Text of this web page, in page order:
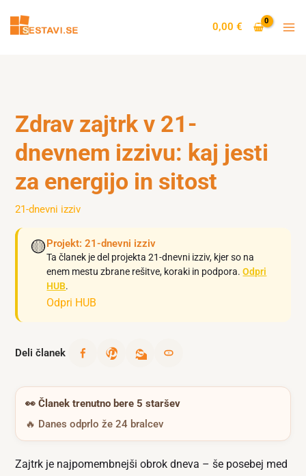
content
0,00€
Zdrav zajtrk v 21-
dnevnem izzivu: kaj jesti
za energijo in sitost
21-dnevni izziv
🟡Projekt: 21-dnevni izziv
Ta članek je del projekta 21-dnevni izziv, kjer so na
enem mestu zbrane rešitve, koraki in podpora.Odpri
HUB.
Odpri HUB
Deli članek
👀Članek trenutno bere 5 staršev
🔥 Danes odprlo že 24 bralcev
Zajtrk je najpomembnejši obrok dneva – še posebej med